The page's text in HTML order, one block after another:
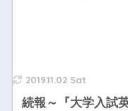
2019.11.02 Sat
続報～『大学入試